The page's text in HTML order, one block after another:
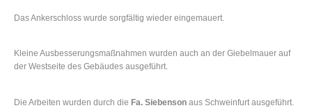
Das Ankerschloss wurde sorgfältig wieder eingemauert.
Kleine Ausbesserungsmaßnahmen wurden auch an der Giebelmauer auf
der Westseite des Gebäudes ausgeführt.
Die Arbeiten wurden durch die Fa. Siebenson aus Schweinfurt ausgeführt.